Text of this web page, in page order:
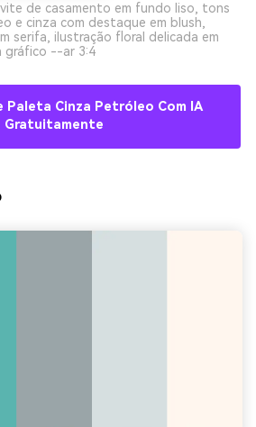
de casamento em fundo liso, tons
e cinza com destaque em blush,
serifa, ilustração floral delicada em
gráfico --ar 3:4
Paleta Cinza Petróleo Com IA
Gratuitamente